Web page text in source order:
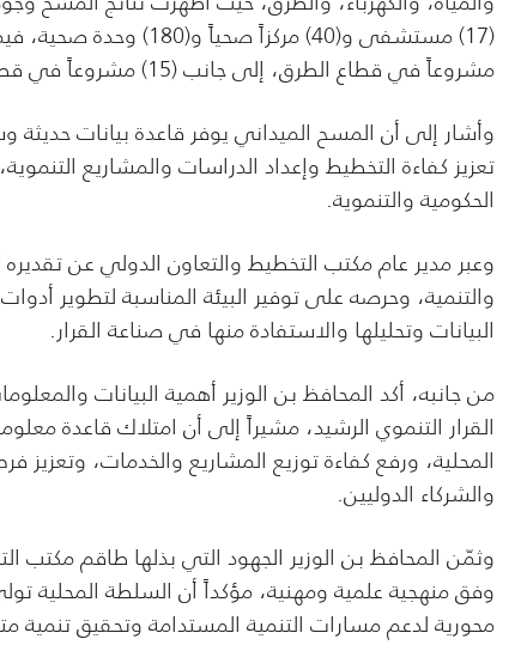
مشروعاً في قطاع الطرق، إلى جانب (15) مشروعاً في قطاع الكهرباء.
وأشار إلى أن المسح الميداني يوفر قاعدة بيانات
تعزيز كفاءة التخطيط وإعداد الدراسات والمشاريع
الحكومية والتنموية.
وعبر مدير عام مكتب التخطيط والتعاون الدولي عن
والتنمية، وحرصه على توفير البيئة المناسبة لتطوير
البيانات وتحليلها والاستفادة منها في صناعة القرار.
من جانبه، أكد المحافظ بن الوزير أهمية البيانات
القرار التنموي الرشيد، مشيراً إلى أن امتلاك قاعدة
المحلية، ورفع كفاءة توزيع المشاريع والخدمات،
والشركاء الدوليين.
وثمّن المحافظ بن الوزير الجهود التي بذلها طاقم مكتب
وفق منهجية علمية ومهنية، مؤكداً أن السلطة المحلية
محورية لدعم مسارات التنمية المستدامة وتحقيق